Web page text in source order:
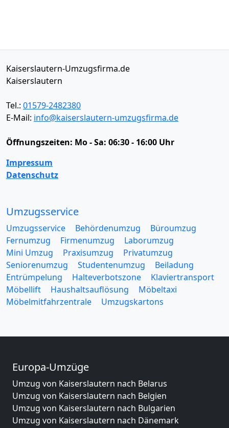
Kaiserslautern-Umzugsfirma.de
Kaiserslautern
Tel.: 01579-2482380
E-Mail: info@kaiserslautern-umzugsfirma.de
Öffnungszeiten: Mo - Sa: 06:30 - 16:00 Uhr
Impressum
Datenschutz
Umzugsservice
Umzugsservice Behördenumzug
Büroumzug
Fernumzug
Firmenumzug
Laborumzug
Mini Umzug
Praxisumzug
Privatumzug
Seniorenumzug
Studentenumzug
Beiladung
Entrümpelung
Halteverbotszone
Klaviertransport
Möbellift
Haushaltsauflösung
Möbeltaxi
Möbelmitfahrzentrale
Umzugskartons
Europa-Umzüge
Umzug von Kaiserslautern nach Belarus
Umzug von Kaiserslautern nach Belgien
Umzug von Kaiserslautern nach Bulgarien
Umzug von Kaiserslautern nach Dänemark